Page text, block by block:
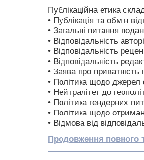
Публікаційна етика
• Публікація та обмін
• Загальні питання
• Відповідальність
• Відповідальність
• Відповідальність
• Заява про приватність
• Політика щодо джерел
• Нейтралітет до
• Політика гендерних
• Політика щодо
• Відмова від
Продовження повного